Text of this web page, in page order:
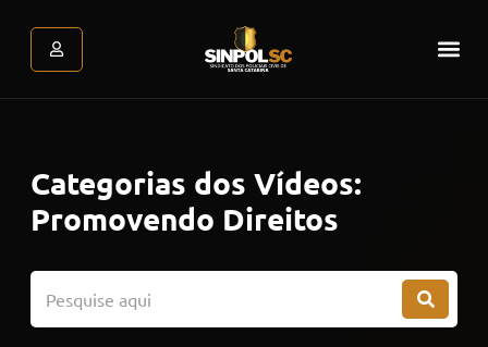
Categorias dos Vídeos:
Promovendo Direitos